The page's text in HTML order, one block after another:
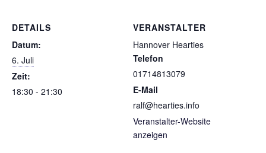
DETAILS
Datum:
6. Juli
Zeit:
18:30 - 21:30
VERANSTALTER
Hannover Hearties
Telefon
01714813079
E-Mail
ralf@hearties.info
Veranstalter-Website
anzeigen